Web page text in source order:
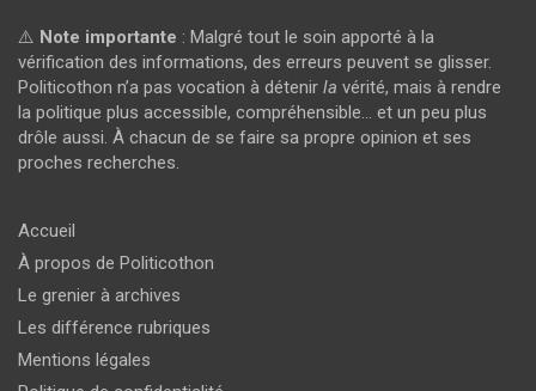
⚠️ Note importante : Malgré tout le soin apporté à la
vérification des informations, des erreurs peuvent se glisser.
Politicothon n’a pas vocation à détenir la vérité, mais à rendre
la politique plus accessible, compréhensible… et un peu plus
drôle aussi. À chacun de se faire sa propre opinion et ses
proches recherches.
Accueil
À propos de Politicothon
Le grenier à archives
Les différence rubriques
Mentions légales